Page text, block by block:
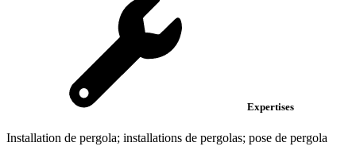
Expertises
Installation de pergola; installations de pergolas; pose de pergola